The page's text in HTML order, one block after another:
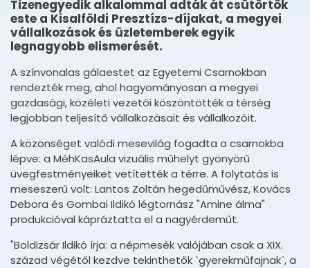
Tizenegyedik alkalommal adták át csütörtök
este a Kisalföldi Presztízs-díjakat, a megyei
vállalkozások és üzletemberek egyik
legnagyobb elismerését.
A színvonalas gálaestet az Egyetemi Csarnokban
rendezték meg, ahol hagyományosan a megyei
gazdasági, közéleti vezetői köszöntötték a térség
legjobban teljesítő vállalkozásait és vállalkozóit.
A közönséget valódi mesevilág fogadta a csarnokba
lépve: a MéhKasAula vizuális műhelyt gyönyörű
üvegfestményeiket vetítették a térre. A folytatás is
meseszerű volt: Lantos Zoltán hegedűművész, Kovács
Debora és Gombai Ildikó légtornász "Amine álma"
produkcióval kápráztatta el a nagyérdeműt.
"Boldizsár Ildikó írja: a népmesék valójában csak a XIX.
század végétől kezdve tekinthetők `gyerekműfajnak´, a